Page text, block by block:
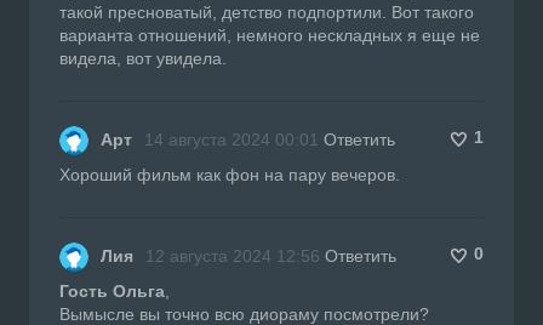
такой пресноватый, детство подпортили. Вот такого
варианта отношений, немного нескладных я еще не
видела, вот увидела.
Арт 14 августа 2024 00:01 Ответить
1
Хороший фильм как фон на пару вечеров.
Лия 12 августа 2024 12:56 Ответить
0
Гость Ольга
Вымысле вы точно всю диораму посмотрели?